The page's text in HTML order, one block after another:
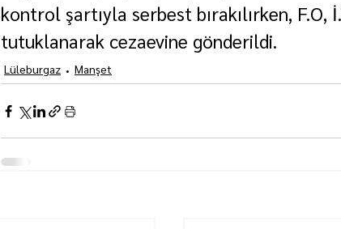
kontrol şartıyla serbest bırakılırken, F.O,
tutuklanarak cezaevine gönderildi.
Lüleburgaz Manşet